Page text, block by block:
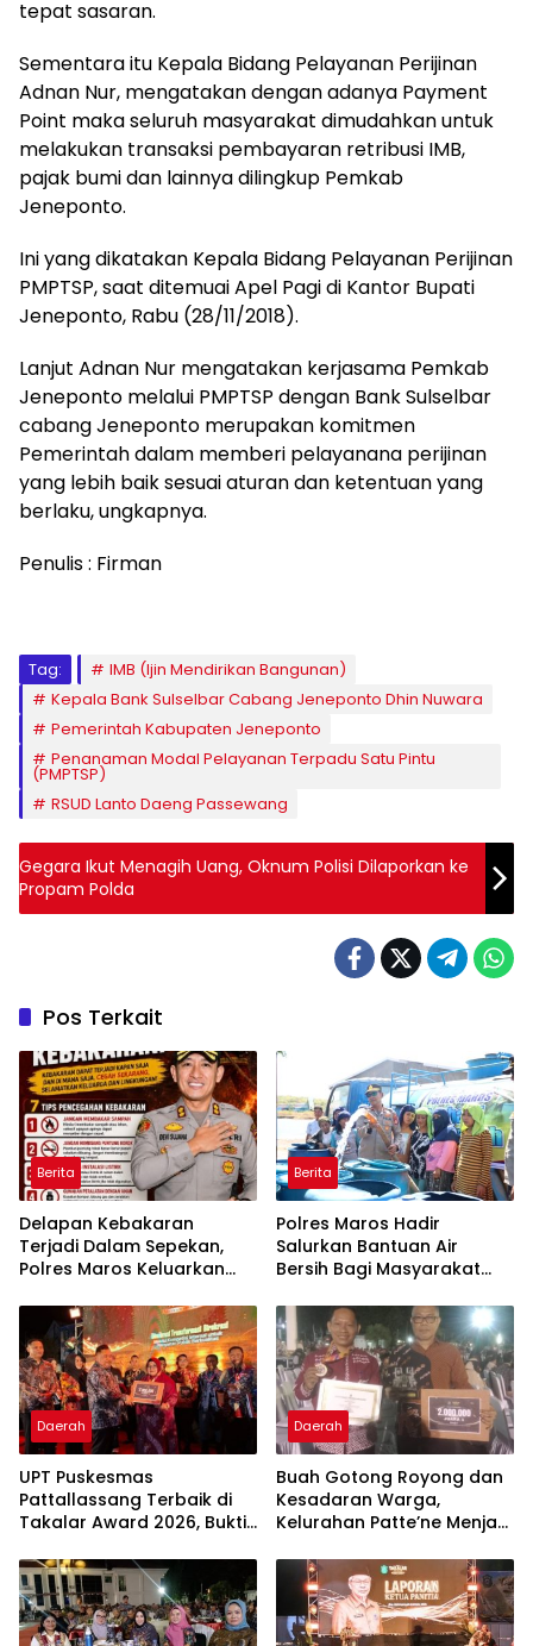
tepat sasaran.
Sementara itu Kepala Bidang Pelayanan Perijinan
Adnan Nur, mengatakan dengan adanya Payment
Point maka seluruh masyarakat dimudahkan untuk
melakukan transaksi pembayaran retribusi IMB,
pajak bumi dan lainnya dilingkup Pemkab
Jeneponto.
Ini yang dikatakan Kepala Bidang Pelayanan Perijinan
PMPTSP, saat ditemuai Apel Pagi di Kantor Bupati
Jeneponto, Rabu (28/11/2018).
Lanjut Adnan Nur mengatakan kerjasama Pemkab
Jeneponto melalui PMPTSP dengan Bank Sulselbar
cabang Jeneponto merupakan komitmen
Pemerintah dalam memberi pelayanana perijinan
yang lebih baik sesuai aturan dan ketentuan yang
berlaku, ungkapnya.
Penulis : Firman
Tag:
IMB (Ijin Mendirikan Bangunan)
Kepala Bank Sulselbar Cabang Jeneponto Dhin Nuwara
Pemerintah Kabupaten Jeneponto
Penanaman Modal Pelayanan Terpadu Satu Pintu
(PMPTSP)
RSUD Lanto Daeng Passewang
Gegara Ikut Menagih Uang, Oknum Polisi Dilaporkan ke
Propam Polda
Pos Terkait
Berita
Delapan Kebakaran
Terjadi Dalam Sepekan,
Polres Maros Keluarkan
Masyarakat
Berita
Polres Maros Hadir
Salurkan Bantuan Air
Bersih Bagi Masyarakat
Di Maros
Daerah
UPT Puskesmas
Pattallassang Terbaik di
Takalar Award 2026, Bukti
Pelayanan Kesehatan
Berkualitas
Daerah
Buah Gotong Royong dan
Kesadaran Warga,
Kelurahan Patte’ne Menjadi
2026